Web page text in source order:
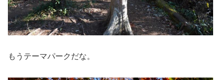
もうテーマパークだな。